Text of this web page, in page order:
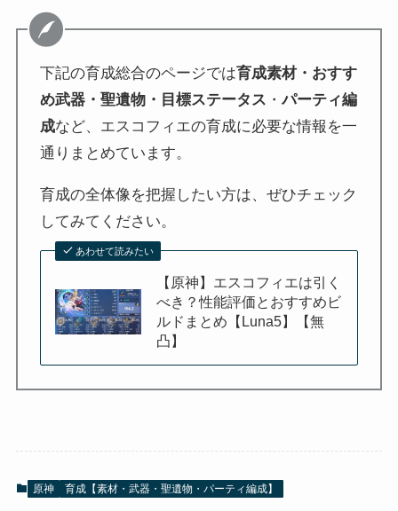
下記の育成総合のページでは育成素材・おすす
め武器・聖遺物・目標ステータス ・パーティ編
成など、エスコフィエの育成に必要な情報を一
通りまとめています。
育成の全体像を把握したい方は、ぜひチェック
してみてください。
あわせて読みたい
【原神】エスコフィエは引く
べき？性能評価とおすすめビ
ルドまとめ【Luna5】【無
凸】
原神 育成【素材・武器・聖遺物・パーティ編成】